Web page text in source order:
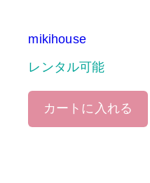
mikihouse
レンタル可能
カートに入れる